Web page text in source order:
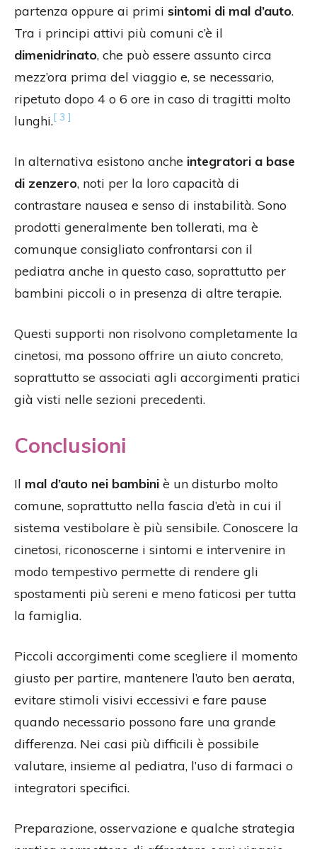
partenza oppure ai primi sintomi di mal d’auto.
Tra i principi attivi più comuni c’è il
dimenidrinato, che può essere assunto circa
mezz’ora prima del viaggio e, se necessario,
ripetuto dopo 4 o 6 ore in caso di tragitti molto
lunghi.[ 3 ]
In alternativa esistono anche integratori a base
di zenzero, noti per la loro capacità di
contrastare nausea e senso di instabilità. Sono
prodotti generalmente ben tollerati, ma è
comunque consigliato confrontarsi con il
pediatra anche in questo caso, soprattutto per
bambini piccoli o in presenza di altre terapie.
Questi supporti non risolvono completamente la
cinetosi, ma possono offrire un aiuto concreto,
soprattutto se associati agli accorgimenti pratici
già visti nelle sezioni precedenti.
Conclusioni
Il mal d’auto nei bambini è un disturbo molto
comune, soprattutto nella fascia d’età in cui il
sistema vestibolare è più sensibile. Conoscere la
cinetosi, riconoscerne i sintomi e intervenire in
modo tempestivo permette di rendere gli
spostamenti più sereni e meno faticosi per tutta
la famiglia.
Piccoli accorgimenti come scegliere il momento
giusto per partire, mantenere l’auto ben aerata,
evitare stimoli visivi eccessivi e fare pause
quando necessario possono fare una grande
differenza. Nei casi più difficili è possibile
valutare, insieme al pediatra, l’uso di farmaci o
integratori specifici.
Preparazione, osservazione e qualche strategia